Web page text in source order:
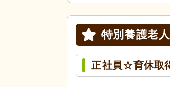
特別養護老
正社員☆育休取